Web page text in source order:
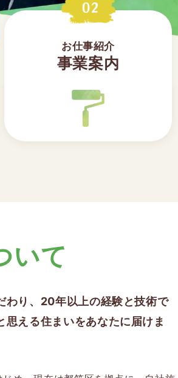
お仕事紹介
事業案内
いて
わり、20年以上の経験と技術で
思える住まいをあなたに届けま